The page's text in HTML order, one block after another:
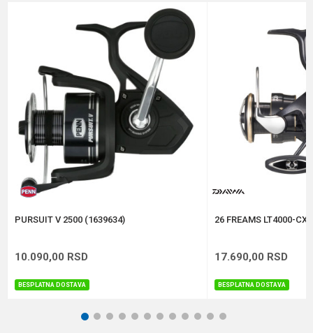
2000
6+1
Brend Ryobi
Kapacitet 0.23/160 m
Težina 257 g
Anti-spam zaštita - izračunajte koliko je 6 - 1 :
PURSUIT V 2500 (1639634)
10.090,00 RSD
BESPLATNA DOSTAVA
26 FREAMS LT4000-
17.690,00 RSD
BESPLATNA DOSTAVA
1 2 3 4 5 6 7 8 9 101112